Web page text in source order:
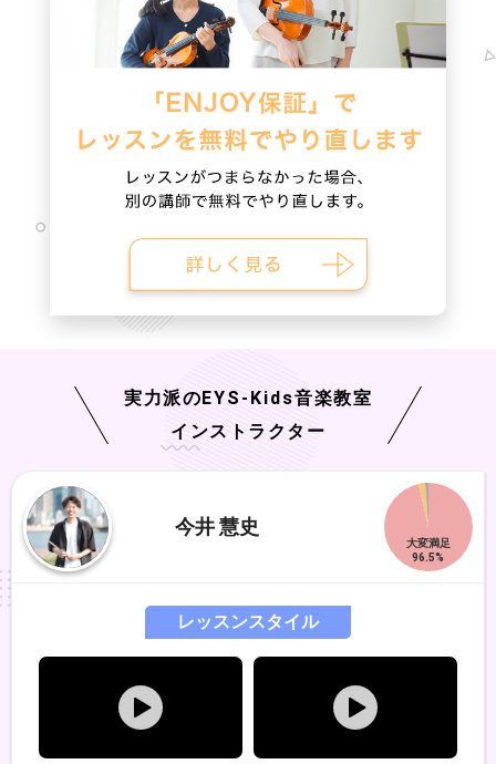
実力派のEYS-Kids音楽教室
インストラクター
今井 慧史
レッスンスタイル